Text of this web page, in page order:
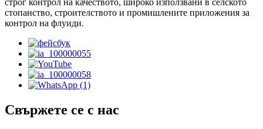
строг контрол на качеството, широко използвани в селското
стопанство, строителството и промишлените приложения за
контрол на флуиди.
Свържете се с нас